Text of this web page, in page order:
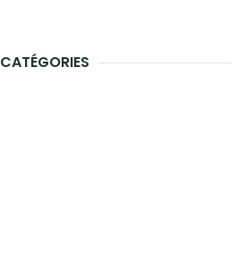
CATÉGORIES